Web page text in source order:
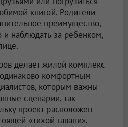
книгой. Родители
преимущество,
и наблюдать за ребенком,
делает жилой комплекс
комфортным
которым важны
сценарии, так
проект расположен
«тихой гавани».